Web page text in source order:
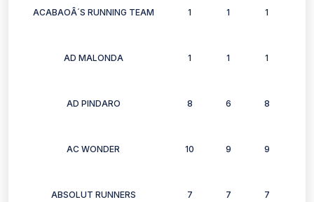
ACABAOÂ´S RUNNING TEAM 1 1 1
AD MALONDA 1 1 1
AD PINDARO 8 6 8
AC WONDER 10 9 9
ABSOLUT RUNNERS 7 7 7